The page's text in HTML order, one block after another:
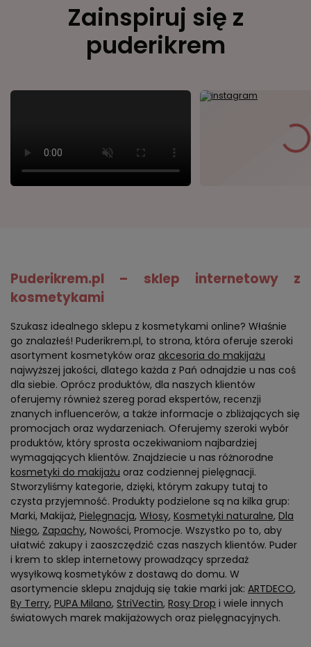
Zainspiruj się z
puderikrem
Puderikrem.pl – sklep internetowy z
kosmetykami
Szukasz idealnego sklepu z kosmetykami online? Właśnie
go znalazłeś! Puderikrem.pl, to strona, która oferuje szeroki
asortyment kosmetyków oraz akcesoria do makijażu
najwyższej jakości, dlatego każda z Pań odnajdzie u nas coś
dla siebie. Oprócz produktów, dla naszych klientów
oferujemy również szereg porad ekspertów, recenzji
znanych influencerów, a także informacje o zbliżających się
promocjach oraz wydarzeniach. Oferujemy szeroki wybór
produktów, który sprosta oczekiwaniom najbardziej
wymagających klientów. Znajdziecie u nas różnorodne
kosmetyki do makijażu oraz codziennej pielęgnacji.
Stworzyliśmy kategorie, dzięki, którym zakupy tutaj to
czysta przyjemność. Produkty podzielone są na kilka grup:
Marki, Makijaż, Pielęgnacja, Włosy, Kosmetyki naturalne, Dla
Niego, Zapachy, Nowości, Promocje. Wszystko po to, aby
ułatwić zakupy i zaoszczędzić czas naszych klientów. Puder
i krem to sklep internetowy prowadzący sprzedaż
wysyłkową kosmetyków z dostawą do domu. W
asortymencie sklepu znajdują się takie marki jak: ARTDECO,
By Terry, PUPA Milano, StriVectin, Rosy Drop i wiele innych
światowych marek makijażowych oraz pielęgnacyjnych.